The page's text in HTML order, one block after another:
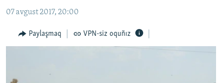
Qıdıruvğa
qaytmaq
MEDENİYET
İNSAN AQLARI
07 avgust 2017, 20:00
Paylaşmaq VPN-siz oquñız